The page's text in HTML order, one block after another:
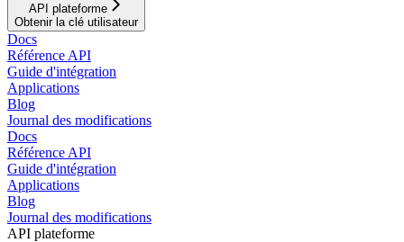
API plateforme
Obtenir la clé utilisateur
Docs
Référence API
Guide d'intégration
Applications
Blog
Journal des modifications
Docs
Référence API
Guide d'intégration
Applications
Blog
Journal des modifications
API plateforme